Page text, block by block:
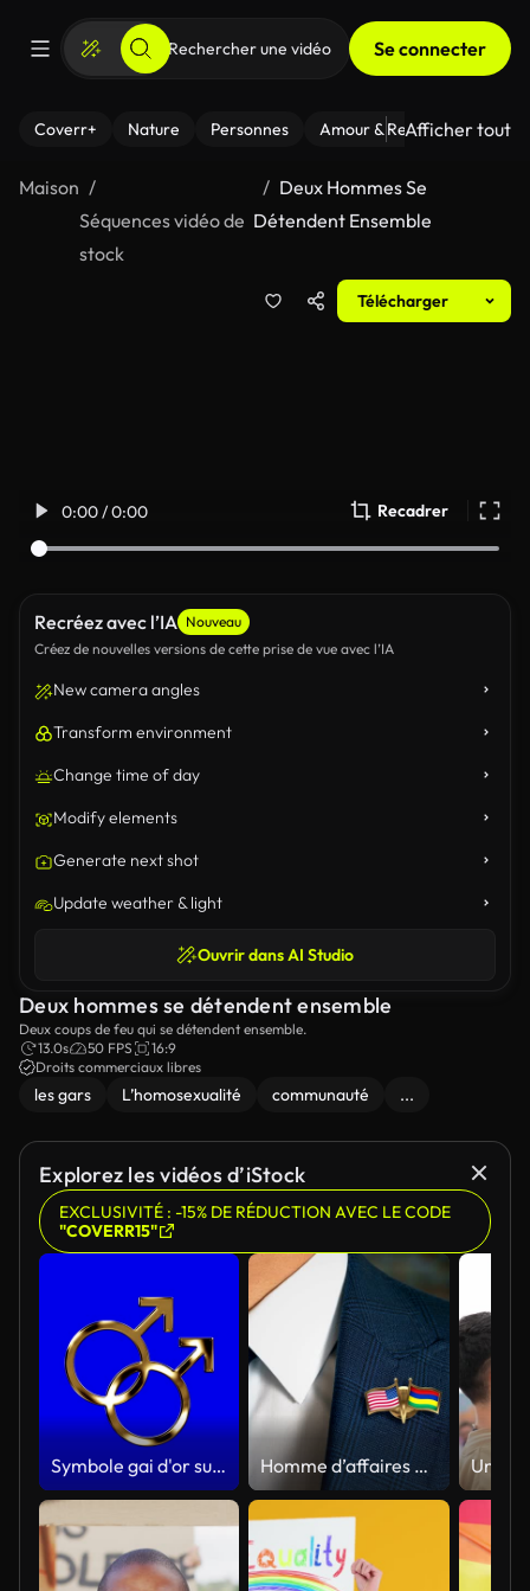
Se connecter
Coverr+ Nature Personnes Amour & Relations Le
Afficher tout
Maison
Séquences vidéo de
stock
Deux Hommes Se
Détendent Ensemble
Télécharger
0:00 / 0:00 Recadrer
Recréez avec l’IA Nouveau
Créez de nouvelles versions de cette prise de vue avec l’IA
New camera angles
Transform environment
Change time of day
Modify elements
Generate next shot
Update weather & light
Ouvrir dans AI Studio
Deux hommes se détendent ensemble
Deux coups de feu qui se détendent ensemble.
13.0s
50 FPS
16:9
Droits commerciaux libres
les gars L’homosexualité communauté ...
Explorez les vidéos d’iStock
EXCLUSIVITÉ : -15% DE RÉDUCTION AVEC LE CODE
"COVERR15"
Symbole gai d'or sur un fond d'écran bleu Homme d’affaires marchant vers la caméra avec un ami pays drapeaux Pin États-Unis d’Amérique - Mauritius.mov